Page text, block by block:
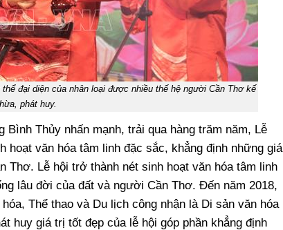
đại diện của nhân loại được nhiều thế hệ người Cần Thơ kế
phát huy.
Thủy nhấn mạnh, trải qua hàng trăm năm, Lễ
hoạt văn hóa tâm linh đặc sắc, khẳng định những giá
Thơ. Lễ hội trở thành nét sinh hoạt văn hóa tâm linh
lâu đời của đất và người Cần Thơ. Đến năm 2018,
Thể thao và Du lịch công nhận là Di sản văn hóa
huy giá trị tốt đẹp của lễ hội góp phần khẳng định